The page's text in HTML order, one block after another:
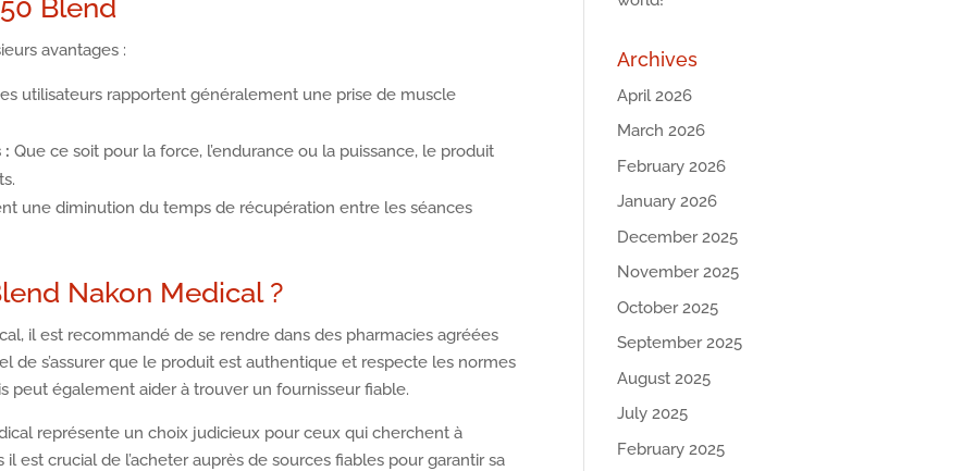
Blend
avantages :
utilisateurs rapportent généralement une prise de muscle
: Que ce soit pour la force, l’endurance ou la puissance, le produit
une diminution du temps de récupération entre les séances
Nakon Medical ?
il est recommandé de se rendre dans des pharmacies agréées
de s’assurer que le produit est authentique et respecte les normes
peut également aider à trouver un fournisseur fiable.
représente un choix judicieux pour ceux qui cherchent à
est crucial de l’acheter auprès de sources fiables pour garantir sa
Archives
April 2026
March 2026
February 2026
January 2026
December 2025
November 2025
October 2025
September 2025
August 2025
July 2025
February 2025